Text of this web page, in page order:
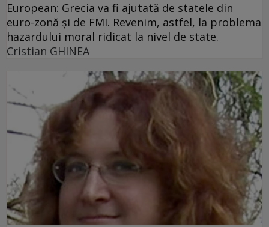
European: Grecia va fi ajutată de statele din
euro-zonă şi de FMI. Revenim, astfel, la problema
hazardului moral ridicat la nivel de state.
Cristian GHINEA